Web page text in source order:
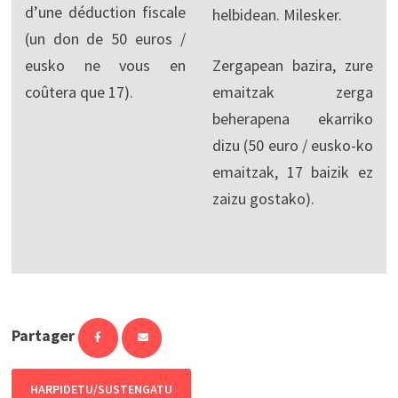
d’une déduction fiscale
(un don de 50 euros /
eusko ne vous en
coûtera que 17).
helbidean. Milesker.
Zergapean bazira, zure
emaitzak zerga
beherapena ekarriko
dizu (50 euro / eusko-ko
emaitzak, 17 baizik ez
zaizu gostako).
Partager
HARPIDETU/SUSTENGATU